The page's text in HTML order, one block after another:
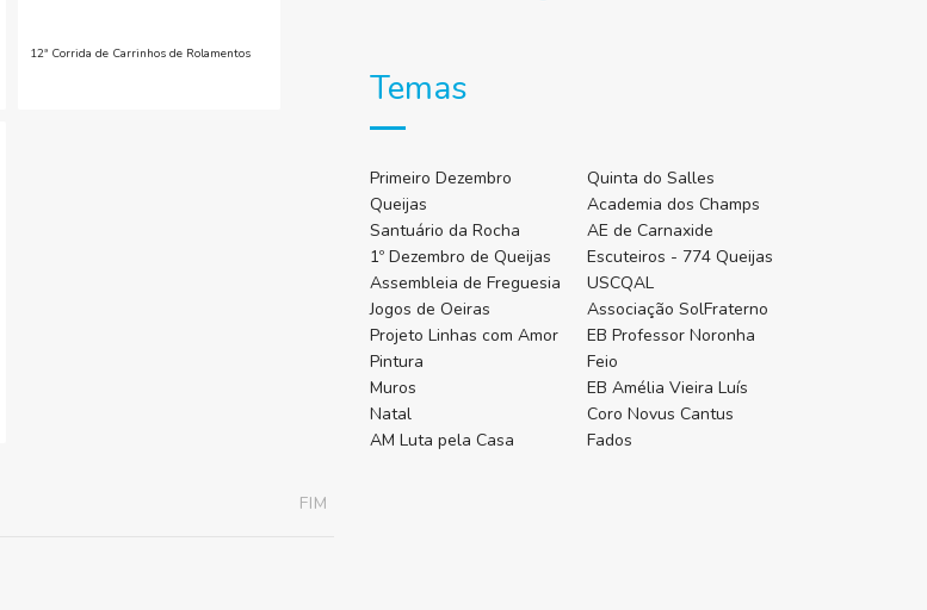
12ª Corrida de Carrinhos de Rolamentos
FIM
Temas
Primeiro Dezembro
Queijas
Santuário da Rocha
1º Dezembro de Queijas
Assembleia de Freguesia
Jogos de Oeiras
Projeto Linhas com Amor
Pintura
Muros
Natal
AM Luta pela Casa
Quinta do Salles
Academia dos Champs
AE de Carnaxide
Escuteiros - 774 Queijas
USCQAL
Associação SolFraterno
EB Professor Noronha
Feio
EB Amélia Vieira Luís
Coro Novus Cantus
Fados